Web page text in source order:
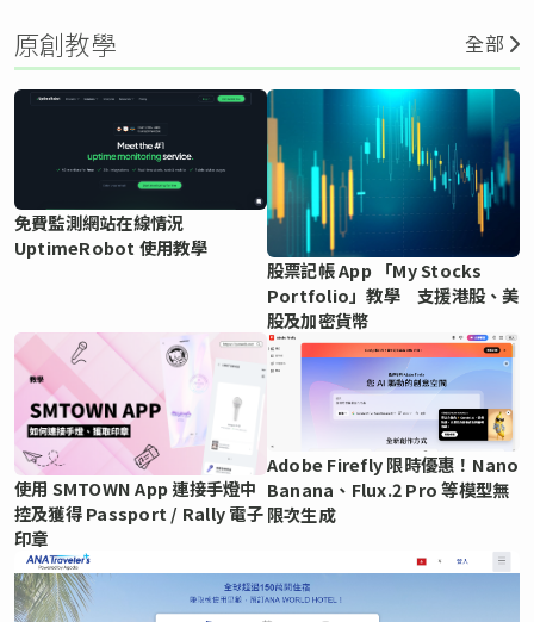
原創教學 全部
免費監測網站在線情況
UptimeRobot 使用教學
股票記帳 App 「My Stocks
Portfolio」教學 支援港股、美
股及加密貨幣
使用 SMTOWN App 連接手燈中
控及獲得 Passport / Rally 電子
印章
Adobe Firefly 限時優惠！Nano
Banana、Flux.2 Pro 等模型無
限次生成